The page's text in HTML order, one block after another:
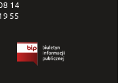
14
55